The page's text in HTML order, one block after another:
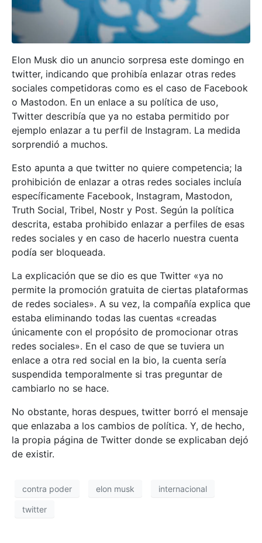
Elon Musk dio un anuncio sorpresa este domingo en
twitter, indicando que prohibía enlazar otras redes
sociales competidoras como es el caso de Facebook
o Mastodon. En un enlace a su política de uso,
Twitter describía que ya no estaba permitido por
ejemplo enlazar a tu perfil de Instagram. La medida
sorprendió a muchos.
Esto apunta a que twitter no quiere competencia; la
prohibición de enlazar a otras redes sociales incluía
específicamente Facebook, Instagram, Mastodon,
Truth Social, Tribel, Nostr y Post. Según la política
descrita, estaba prohibido enlazar a perfiles de esas
redes sociales y en caso de hacerlo nuestra cuenta
podía ser bloqueada.
La explicación que se dio es que Twitter «ya no
permite la promoción gratuita de ciertas plataformas
de redes sociales». A su vez, la compañía explica que
estaba eliminando todas las cuentas «creadas
únicamente con el propósito de promocionar otras
redes sociales». En el caso de que se tuviera un
enlace a otra red social en la bio, la cuenta sería
suspendida temporalmente si tras preguntar de
cambiarlo no se hace.
No obstante, horas despues, twitter borró el mensaje
que enlazaba a los cambios de política. Y, de hecho,
la propia página de Twitter donde se explicaban dejó
de existir.
contra poder elon musk internacional
twitter